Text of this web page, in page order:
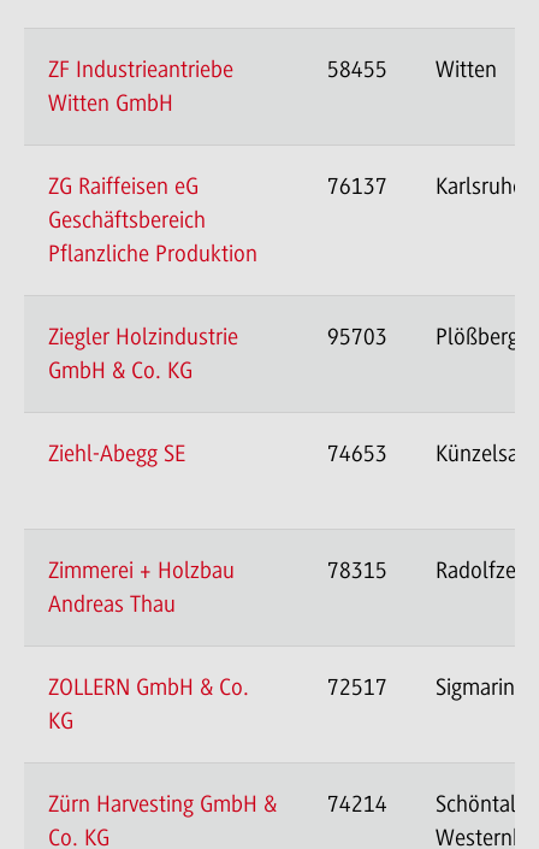
ZF Industrieantriebe
Witten GmbH
58455 Witten
ZG Raiffeisen eG
Geschäftsbereich
Pflanzliche Produktion
76137 Karlsruhe
Ziegler Holzindustrie
GmbH & Co. KG
95703 Plößberg
Ziehl-Abegg SE 74653 Künzelsau
Zimmerei + Holzbau
Andreas Thau
78315 Radolfzell
ZOLLERN GmbH & Co.
KG
72517
Zürn Harvesting GmbH &
Co. KG
74214
Schöntal-